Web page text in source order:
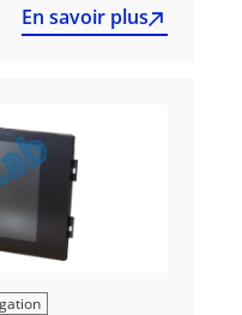
En savoir plus